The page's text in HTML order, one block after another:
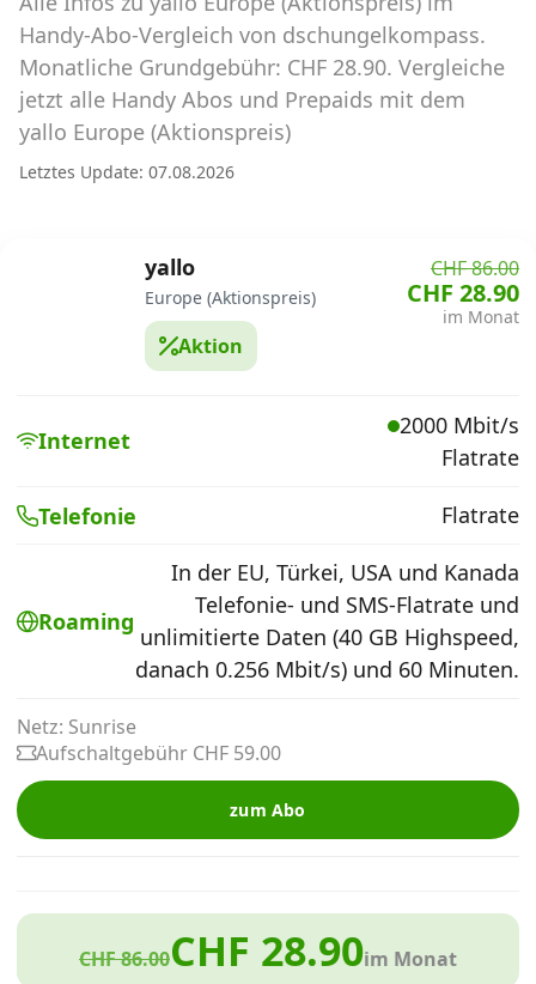
Abos für Tablets, Hotspots und Smart
Watches
Tarifrechner Handy-Abo
Der gute alte Tarifrechner im neuen Design
Alle Anbieter
Mobilfunknetz Schweiz
Roaming-Tarife abfragen
Internet, TV, Telefon
Kombi-Angebote
Forum
Handy-Abo-Vergleich von dschungelkompass.
Monatliche Grundgebühr: CHF 28.90. Vergleiche
jetzt alle Handy Abos und Prepaids mit dem
yallo Europe (Aktionspreis)
Letztes Update: 07.08.2026
yallo
Europe (Aktionspreis)
Aktion
CHF 86.00
CHF 28.90
im Monat
Internet
2000 Mbit/s
Flatrate
Telefonie Flatrate
Roaming
In der EU, Türkei, USA und Kanada
Telefonie- und SMS-Flatrate und
unlimitierte Daten (40 GB Highspeed,
danach 0.256 Mbit/s) und 60 Minuten.
Netz: Sunrise
Aufschaltgebühr CHF 59.00
zum Abo
CHF 86.00CHF 28.90im Monat